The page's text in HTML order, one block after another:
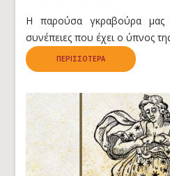
Η παρούσα γκραβούρα μας
συνέπειες που έχει ο ύπνος
ΠΕΡΙΣΣΌΤΕΡΑ